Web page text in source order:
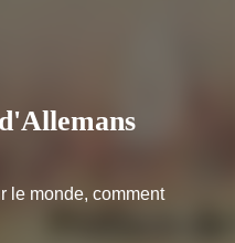
le monde, comment